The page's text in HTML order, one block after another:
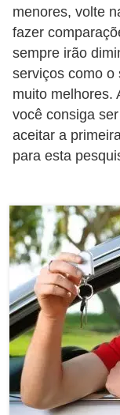
menores, volte
fazer
sempre irão
serviços como o
muito melhores.
você consiga
aceitar a
para esta
I
m
p
o
s
t
o
e
r
e
n
d
a
e
g